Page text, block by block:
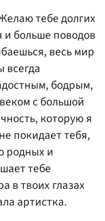
тебе долгих
и больше поводов
весь мир
всегда
бодрым,
с большой
которую я
покидает тебя,
родных и
тебе
в твоих глазах
артистка.